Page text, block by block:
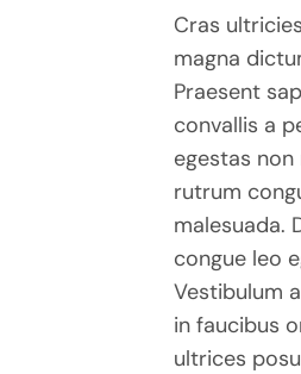
Cras
magna
Praesent
convallis a
egestas non
rutrum
malesuada.
congue leo
Vestibulum
in faucibus
ultrices